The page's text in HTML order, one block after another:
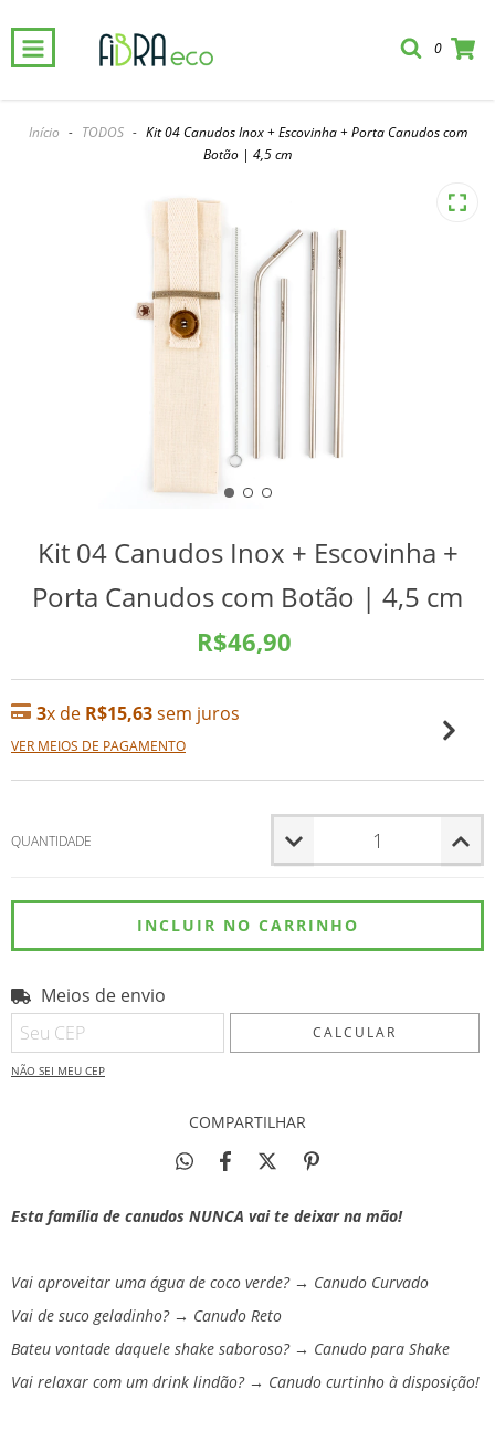
0
Início - TODOS - Kit 04 Canudos Inox + Escovinha + Porta Canudos com
Botão | 4,5 cm
Kit 04 Canudos Inox + Escovinha +
Porta Canudos com Botão | 4,5 cm
R$46,90
3x de R$15,63sem juros
VER MEIOS DE PAGAMENTO
QUANTIDADE
Entregas para o CEP:
Meios de envio
CALCULAR
NÃO SEI MEU CEP
COMPARTILHAR
Esta família de canudos NUNCA vai te deixar na mão!
Vai aproveitar uma água de coco verde? → Canudo Curvado
Vai de suco geladinho? → Canudo Reto
Bateu vontade daquele shake saboroso? → Canudo para Shake
Vai relaxar com um drink lindão? → Canudo curtinho à disposição!